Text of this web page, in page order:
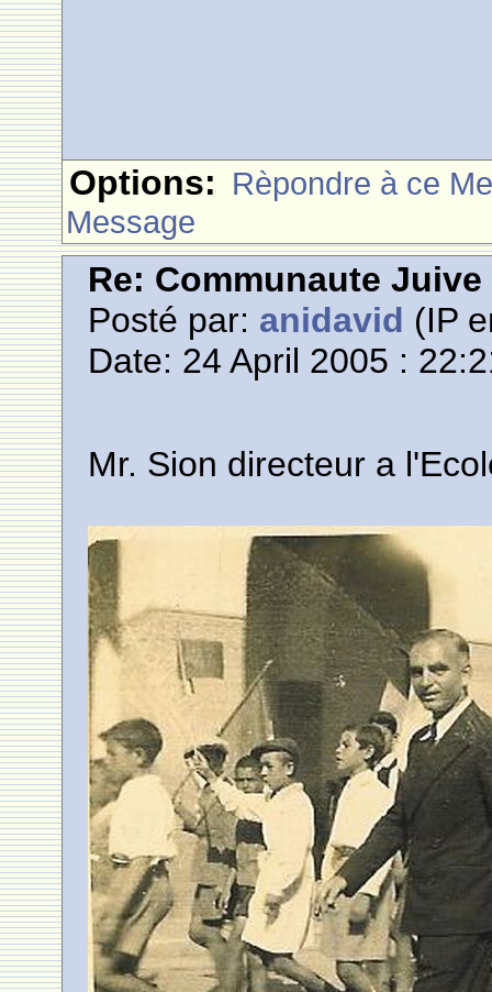
Options: Rèpondre à ce
Message
Re: Communaute
Posté par: anidavid (IP
Date: 24 April 2005 :
Mr. Sion directeur a